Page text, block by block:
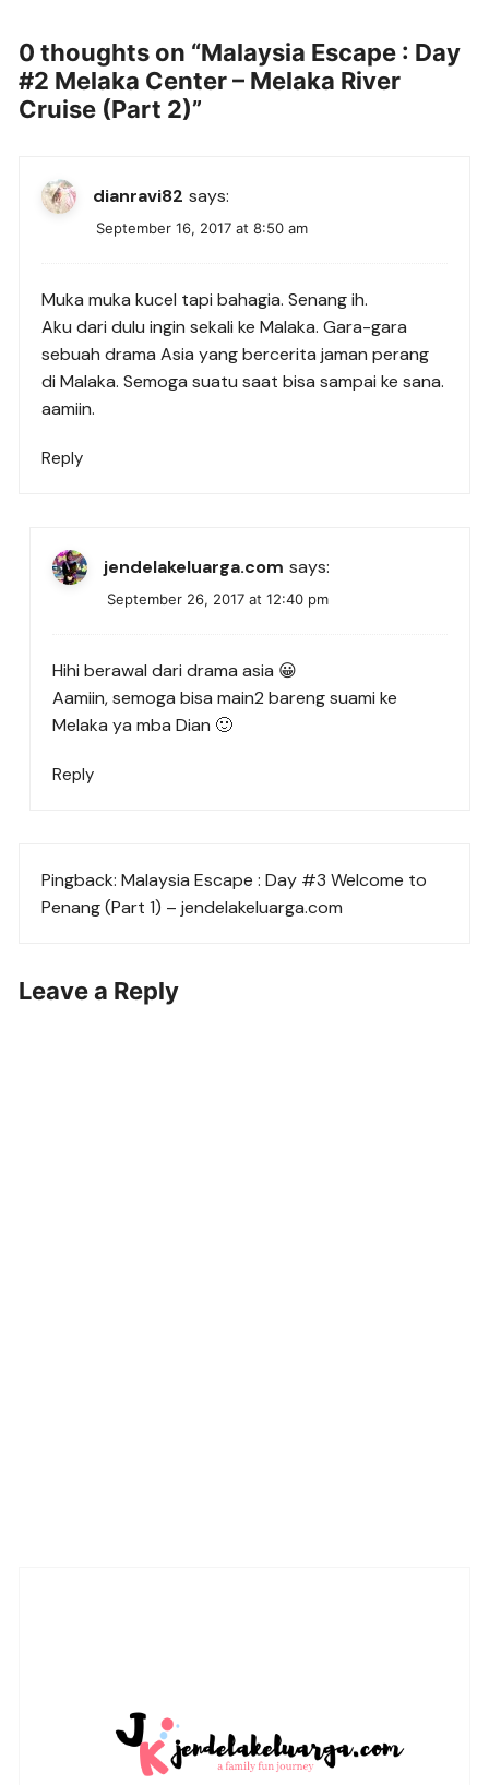
0 thoughts on “Malaysia Escape : Day
#2 Melaka Center – Melaka River
Cruise (Part 2)”
dianravi82 says:
September 16, 2017 at 8:50 am
Muka muka kucel tapi bahagia. Senang ih.
Aku dari dulu ingin sekali ke Malaka. Gara-gara
sebuah drama Asia yang bercerita jaman perang
di Malaka. Semoga suatu saat bisa sampai ke sana.
aamiin.
Reply
jendelakeluarga.com says:
September 26, 2017 at 12:40 pm
Hihi berawal dari drama asia 😀
Aamiin, semoga bisa main2 bareng suami ke
Melaka ya mba Dian 🙂
Reply
Pingback:Malaysia Escape : Day #3 Welcome to
Penang (Part 1) – jendelakeluarga.com
Leave a Reply